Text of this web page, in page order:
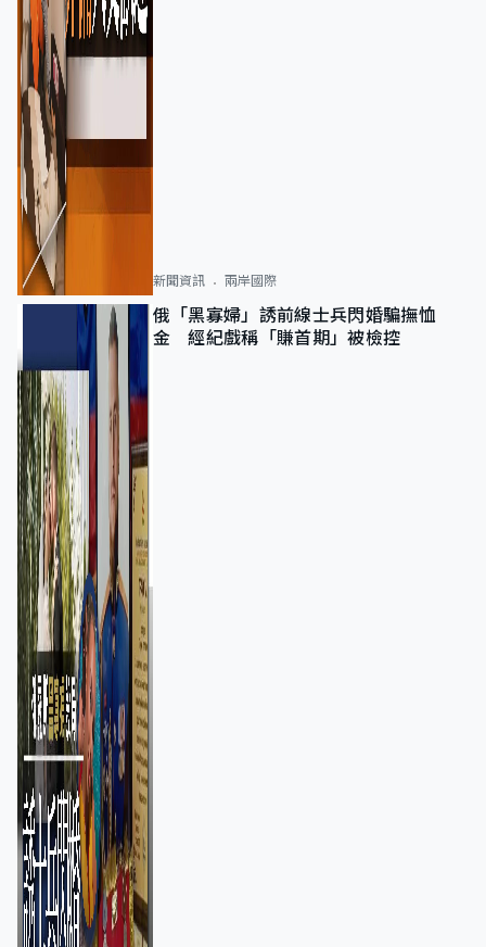
新聞資訊 兩岸國際
俄「黑寡婦」誘前線士兵閃婚騙撫恤
金 經紀戲稱「賺首期」被檢控